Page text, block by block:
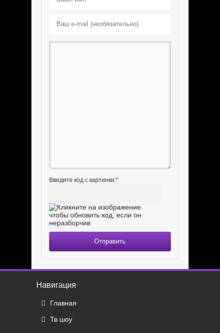
Введите код с картинки:*
Отправить
Навигация
Главная
Тв шоу